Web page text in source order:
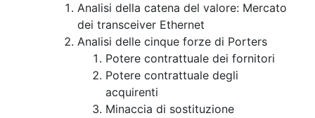
Analisi della catena del valore: Mercato
dei transceiver Ethernet
Analisi delle cinque forze di Porters
Potere contrattuale dei fornitori
Potere contrattuale degli
acquirenti
Minaccia di sostituzione